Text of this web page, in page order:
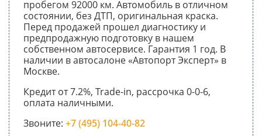
пробегом 92000 км. Автомобиль в отличном
состоянии, без ДТП, оригинальная краска.
Перед продажей прошел диагностику и
предпродажную подготовку в нашем
собственном автосервисе. Гарантия 1 год. В
наличии в автосалоне «Автопорт Эксперт» в
Москве.
Кредит от 7.2%, Trade-in, рассрочка 0-0-6,
оплата наличными.
Звоните: +7 (495) 104-40-82